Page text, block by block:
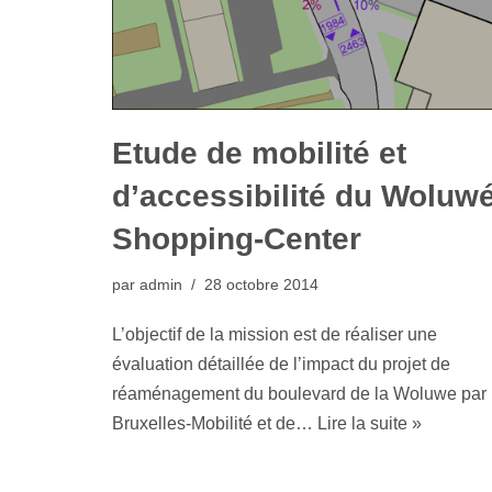
Etude de mobilité et
d’accessibilité du
Shopping-Center
par admin 28 octobre 2014
L’objectif de la mission est de réaliser une
évaluation détaillée de l’impact du projet de
réaménagement du boulevard de la Woluwe par
Bruxelles-Mobilité et de… Lire la suite »